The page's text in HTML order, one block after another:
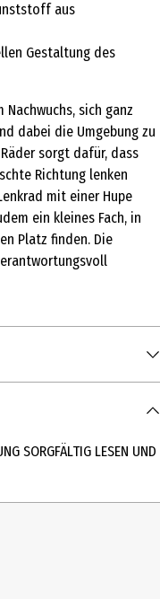
aus
Gestaltung des
sich ganz
dabei die Umgebung zu
sorgt dafür, dass
Richtung lenken
mit einer Hupe
ein kleines Fach, in
Platz finden. Die
SORGFÄLTIG LESEN UND